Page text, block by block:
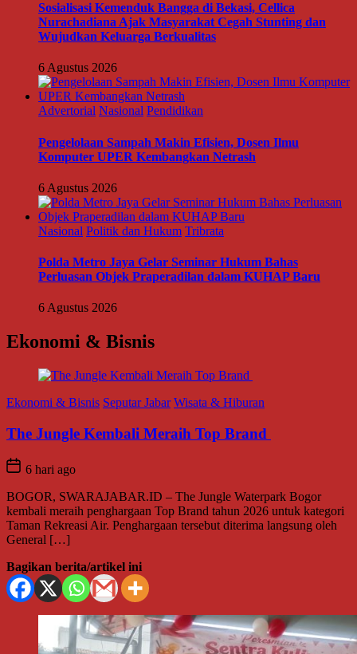
Sosialisasi Kemenduk Bangga di Bekasi, Cellica
Nurachadiana Ajak Masyarakat Cegah Stunting dan
Wujudkan Keluarga Berkualitas
6 Agustus 2026
Advertorial Nasional Pendidikan
Pengelolaan Sampah Makin Efisien, Dosen Ilmu
Komputer UPER Kembangkan Netrash
6 Agustus 2026
Nasional Politik dan Hukum Tribrata
Polda Metro Jaya Gelar Seminar Hukum Bahas
Perluasan Objek Praperadilan dalam KUHAP Baru
6 Agustus 2026
Ekonomi & Bisnis
Ekonomi & Bisnis Seputar Jabar Wisata & Hiburan
The Jungle Kembali Meraih Top Brand
6 hari ago
BOGOR, SWARAJABAR.ID – The Jungle Waterpark Bogor
kembali meraih penghargaan Top Brand tahun 2026 untuk kategori
Taman Rekreasi Air. Penghargaan tersebut diterima langsung oleh
General […]
Bagikan berita/artikel ini